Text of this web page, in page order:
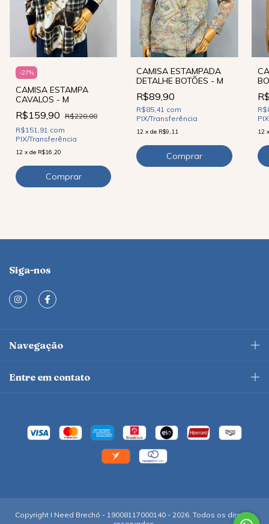
-27%
CAMISA ESTAMPA
CAVALOS - M
R$159,90 R$220,00
R$151,91 com
PIX/Transferência
12 x de R$16,20
CAMISA ESTAMPADA
DETALHE BOTÕES - M
R$89,90
R$85,41 com
PIX/Transferência
12 xde R$9,11 12
Siga-nos
Navegação
Entre em contato
Copyright I Need Brechó - 19008117000140 - 2026. Todos os direitos